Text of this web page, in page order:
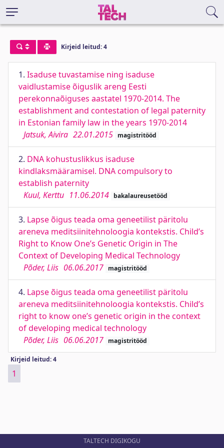
Kirjeid leitud: 4
1. Isaduse tuvastamise ning isaduse
vaidlustamise õiguslik areng Eesti
perekonnaõiguses aastatel 1970-2014. The
establishment and contestation of legal paternity
in Estonian family law in the years 1970-2014
Jatsuk, Aivira 22.01.2015 magistritööd
2. DNA kohustuslikkus isaduse
kindlaksmääramisel. DNA compulsory to
establish paternity
Kuul, Kerttu 11.06.2014 bakalaureusetööd
3. Lapse õigus teada oma geneetilist päritolu
areneva meditsiinitehnoloogia kontekstis. Child’s
Right to Know One’s Genetic Origin in The
Context of Developing Medical Technology
Põder, Liis 06.06.2017 magistritööd
4. Lapse õigus teada oma geneetilist päritolu
areneva meditsiinitehnoloogia kontekstis. Child’s
right to know one’s genetic origin in the context
of developing medical technology
Põder, Liis 06.06.2017 magistritööd
Kirjeid leitud: 4
1
TALTECH DIGIKOGU